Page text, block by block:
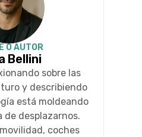
O AUTOR
Bellini
sobre las
y describiendo
está moldeando
desplazarnos.
coches